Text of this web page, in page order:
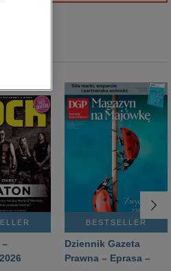
–
BESTSELLER
Dziennik Gazeta
Prawna – Eprasa –